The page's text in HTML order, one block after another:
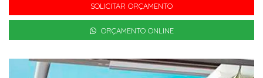
SOLICITAR ORÇAMENTO
ORÇAMENTO ONLINE